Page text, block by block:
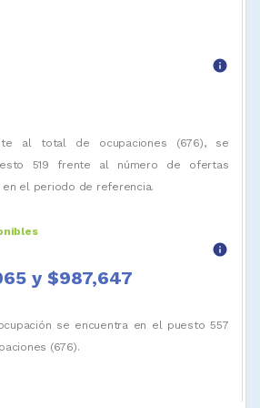
info
al total de ocupaciones (676), se
519 frente al número de ofertas
el periodo de referencia.
info
y $987,647
se encuentra en el puesto 557
(676).